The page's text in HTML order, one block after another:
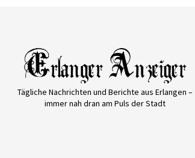
Tägliche Nachrichten und Berichte aus Erlangen –
immer nah dran am Puls der Stadt